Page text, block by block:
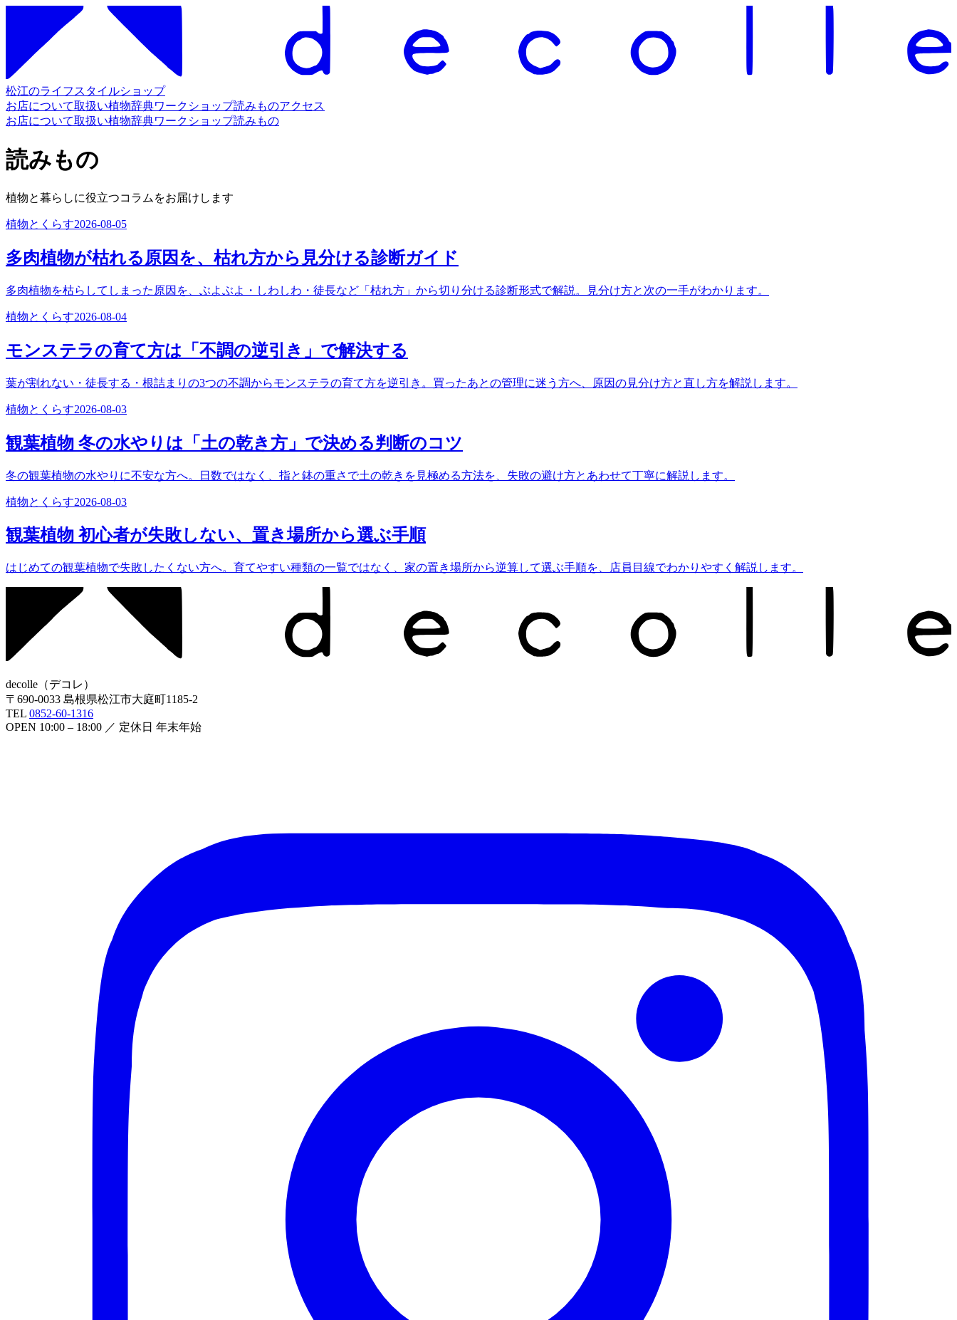
松江のライフスタイルショップ
お店について取扱い植物辞典ワークショップ読みものアクセス
お店について取扱い植物辞典ワークショップ読みもの
読みもの
植物と暮らしに役立つコラムをお届けします
植物とくらす2026-08-05
多肉植物が枯れる原因を、枯れ方から見分ける診断ガイド
多肉植物を枯らしてしまった原因を、ぶよぶよ・しわしわ・徒長など「枯れ方」から切り分ける診断形式で解説。見分け方と次の一手がわかります。
植物とくらす2026-08-04
モンステラの育て方は「不調の逆引き」で解決する
葉が割れない・徒長する・根詰まりの3つの不調からモンステラの育て方を逆引き。買ったあとの管理に迷う方へ、原因の見分け方と直し方を解説します。
植物とくらす2026-08-03
観葉植物 冬の水やりは「土の乾き方」で決める判断のコツ
冬の観葉植物の水やりに不安な方へ。日数ではなく、指と鉢の重さで土の乾きを見極める方法を、失敗の避け方とあわせて丁寧に解説します。
植物とくらす2026-08-03
観葉植物 初心者が失敗しない、置き場所から選ぶ手順
はじめての観葉植物で失敗したくない方へ。育てやすい種類の一覧ではなく、家の置き場所から逆算して選ぶ手順を、店員目線でわかりやすく解説します。
decolle （デコレ ）
〒 690-0033 島根県松江市大庭町1185-2
TEL 0852-60-1316
OPEN 10:00 – 18:00 ／ 定休日 年末年始